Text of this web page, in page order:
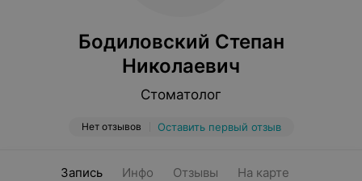
Бодиловский Степан
Николаевич
Стоматолог
Нет отзывов Оставить первый отзыв
Запись Инфо Отзывы На карте